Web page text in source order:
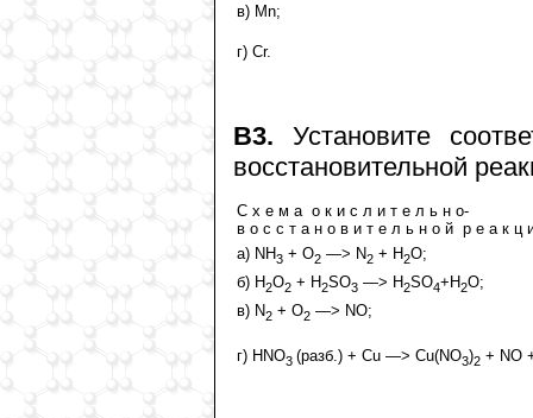
в) Mn;
г) Cr.
В3. Установите
восстановительной
С х е м а о к и с л и т е л ь н о-
в о с с т а н о в и т е л ь н о й р е а к ц
а) NH3 + O2 —> N2 + H2O;
б) H2O2 + H2SO3 —> H2SO4+H2O;
в) N2 + O2 —> NO;
г) HNO3 (разб.) + Cu —> Cu(NO3)2 + NO